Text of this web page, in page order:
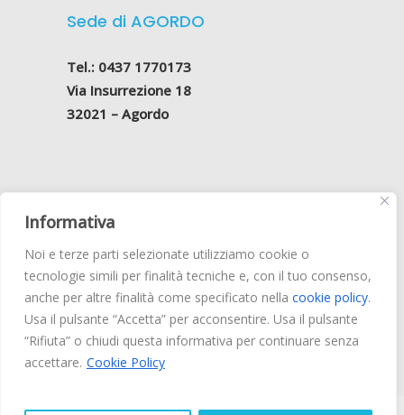
Informativa
Noi e terze parti selezionate utilizziamo cookie o
tecnologie simili per finalità tecniche e, con il tuo consenso,
anche per altre finalità come specificato nella cookie policy.
Usa il pulsante “Accetta” per acconsentire. Usa il pulsante
“Rifiuta” o chiudi questa informativa per continuare senza
accettare. Cookie Policy
Sede di AGORDO
Tel.: 0437 1770173
Via Insurrezione 18
32021 – Agordo
Belluno Odontoiatrica S.r.l
Via Vittorio Veneto, 205 – 32100 Belluno
Reg. Impr. BL 01129220255
Cap. Soc. € 15.000 i.v. –Privacy Policy